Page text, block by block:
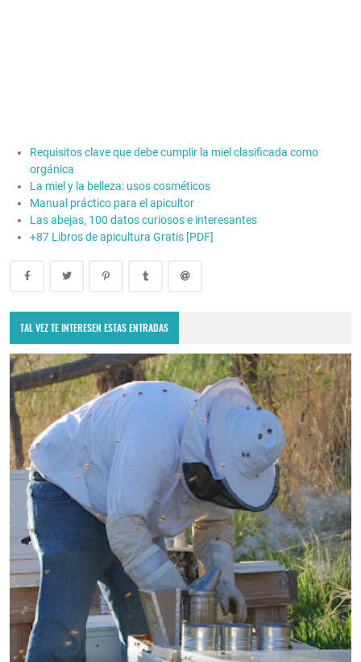
Requisitos clave que debe cumplir la miel clasificada como
orgánica
La miel y la belleza: usos cosméticos
Manual práctico para el apicultor
Las abejas, 100 datos curiosos e interesantes
+87 Libros de apicultura Gratis [PDF]
TAL VEZ TE INTERESEN ESTAS ENTRADAS